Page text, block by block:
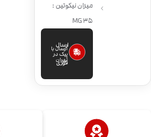
میزان نیکوتین :
35 MG
ارسال
فوری
ارسال با
پیک در
تهران